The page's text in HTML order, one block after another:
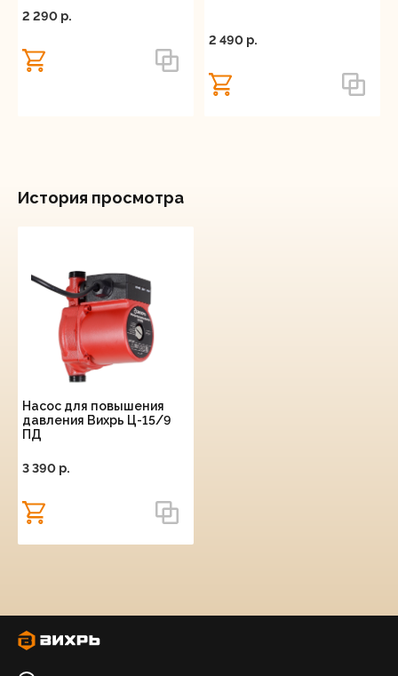
2 290 p.
2 490 p.
История просмотра
Насос для повышения
давления Вихрь Ц-15/9
ПД
3 390 p.